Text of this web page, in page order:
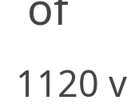
1120